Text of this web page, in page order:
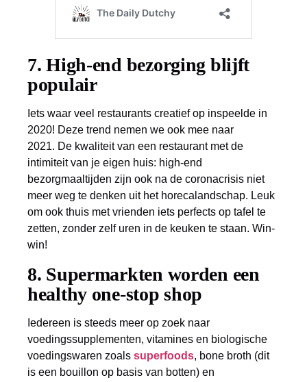
7. High-end bezorging blijft
populair
Iets waar veel restaurants creatief op inspeelde in
2020! Deze trend nemen we ook mee naar
2021. De kwaliteit van een restaurant met de
intimiteit van je eigen huis: high-end
bezorgmaaltijden zijn ook na de coronacrisis niet
meer weg te denken uit het horecalandschap. Leuk
om ook thuis met vrienden iets perfects op tafel te
zetten, zonder zelf uren in de keuken te staan. Win-
win!
8. Supermarkten worden een
healthy one-stop shop
Iedereen is steeds meer op zoek naar
voedingssupplementen, vitamines en biologische
voedingswaren zoals superfoods, bone broth (dit
is een bouillon op basis van botten) en